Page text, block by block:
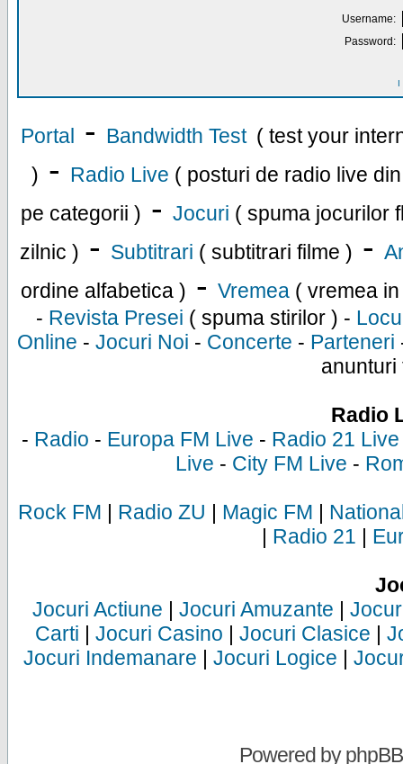
Username:
Password:
I
Portal - Bandwidth Test ( test your
) - Radio Live ( posturi de radio live
pe categorii ) - Jocuri ( spuma jocurilor
zilnic ) - Subtitrari ( subtitrari filme ) -
ordine alfabetica ) - Vremea ( vremea
- Revista Presei ( spuma stirilor ) -
Online - Jocuri Noi - Concerte - Parteneri
anunturi
Radio
- Radio - Europa FM Live - Radio 21 Live
Live - City FM Live -
Rock FM | Radio ZU | Magic FM |
| Radio 21 |
Jocuri Actiune | Jocuri Amuzante |
Carti | Jocuri Casino | Jocuri Clasice |
Jocuri Indemanare | Jocuri Logice |
Powered byphpBB